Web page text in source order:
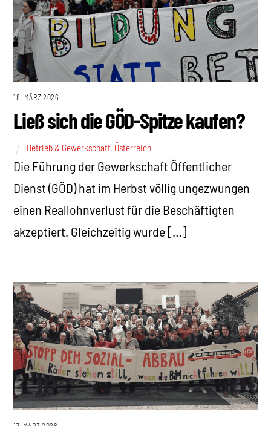
18. MÄRZ 2026
Ließ sich die GÖD-Spitze kaufen?
Betrieb & Gewerkschaft Österreich
Die Führung der Gewerkschaft Öffentlicher
Dienst (GÖD) hat im Herbst völlig ungezwungen
einen Reallohnverlust für die Beschäftigten
akzeptiert. Gleichzeitig wurde […]